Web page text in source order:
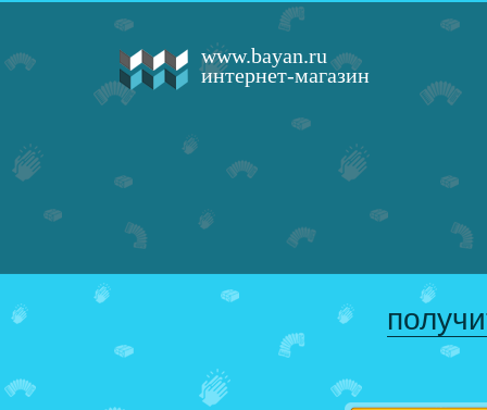
www.bayan.ru
интернет-магазин